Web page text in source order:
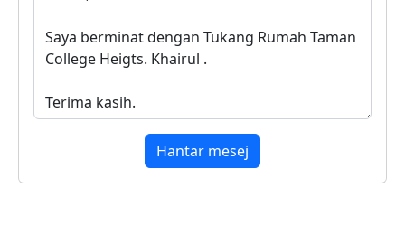
Hantar mesej